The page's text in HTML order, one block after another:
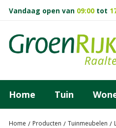
Home Producten Tuinmeubelen
Vandaag open van 09:00 tot
Home Tuin